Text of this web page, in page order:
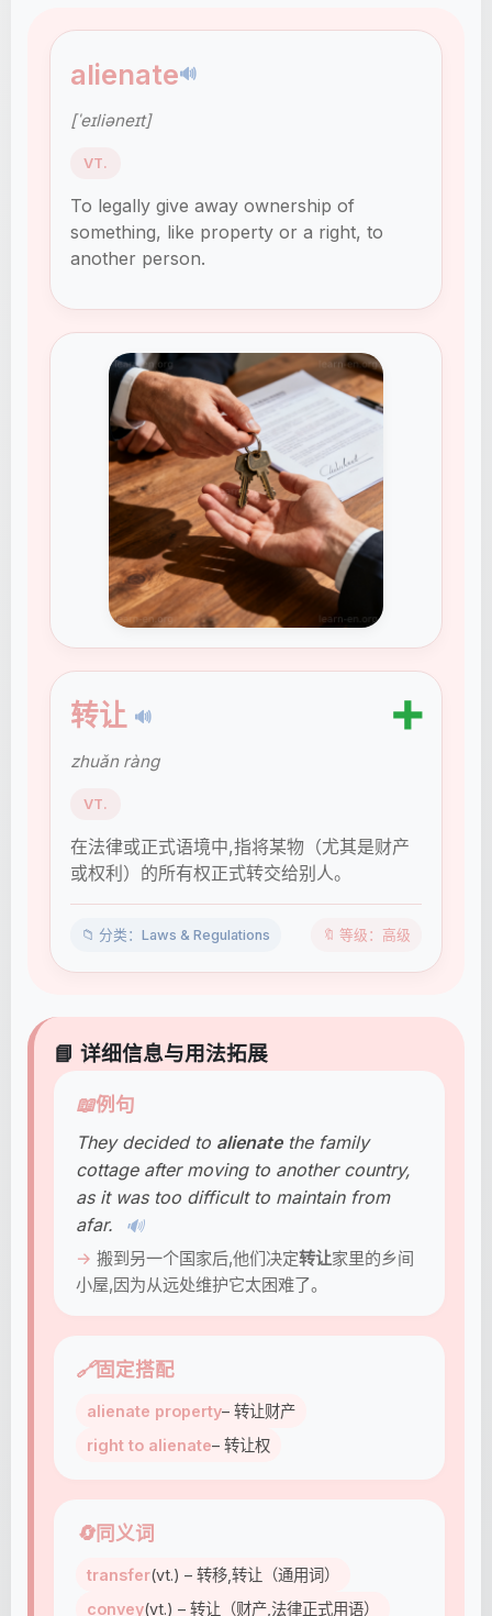
alienate🔊
[ˈeɪliəneɪt]
VT.
To legally give away ownership of
something, like property or a right, to
another person.
转让 🔊 ➕
zhuǎn ràng
VT.
在法律或正式语境中,指将某物（尤其是财产
或权利）的所有权正式转交给别人。
📁 分类：Laws & Regulations 🔖 等级：高级
📘 详细信息与用法拓展
📖例句
They decided to alienatethe family
cottage after moving to another country,
as it was too difficult to maintain from
afar.
🔊
搬到另一个国家后,他们决定转让家里的乡间
小屋,因为从远处维护它太困难了。
🔗固定搭配
alienate property– 转让财产
right to alienate– 转让权
🔄同义词
transfer(vt.) – 转移,转让（通用词）
convey(vt.) – 转让（财产,法律正式用语）